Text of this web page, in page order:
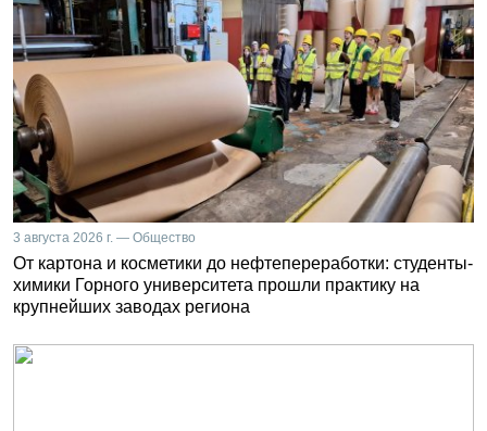
3 августа 2026 г. — Общество
От картона и косметики до нефтепереработки: студенты-
химики Горного университета прошли практику на
крупнейших заводах региона